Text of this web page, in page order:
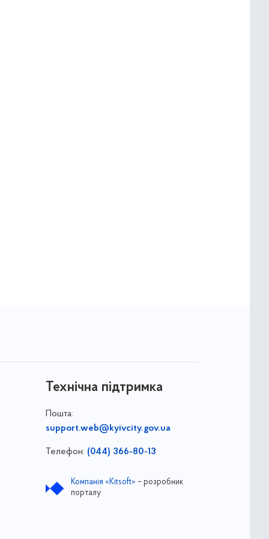
Технічна підтримка
Пошта:
support.web@kyivcity.gov.ua
Телефон: (044) 366-80-13
Компанія «Kitsoft» – розробник
порталу